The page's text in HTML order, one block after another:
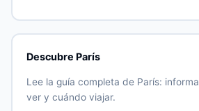
Descubre París
Lee la guía completa de París:
ver y cuándo viajar.